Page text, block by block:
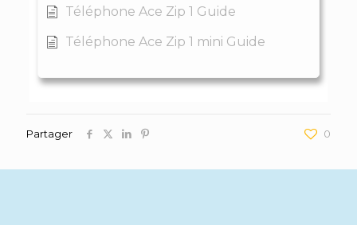
Téléphone Ace Zip 1 Guide
Téléphone Ace Zip 1 mini Guide
Partager 0